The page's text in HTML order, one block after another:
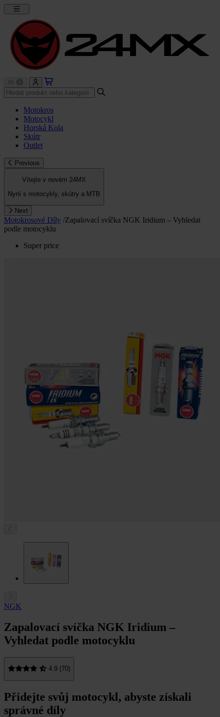
Motokros
Motocykl
Horská Kola
Skútr
Outlet
Previous
Vítejte v novém 24MX
Nyní s motocykly, skútry a MTB
Next
Motokrosové Díly /Zapalovací svíčka NGK Iridium – Vyhledat
podle motocyklu
Super price
NGK
Zapalovací svíčka NGK Iridium –
Vyhledat podle motocyklu
4.9 (70)
Přidejte svůj motocykl, abyste získali
správné díly